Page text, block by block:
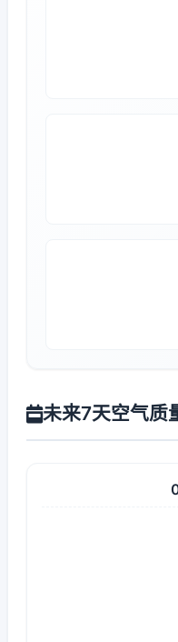
未来7天空气质